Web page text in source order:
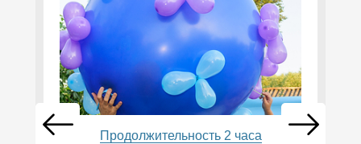
Продолжительность 2 часа